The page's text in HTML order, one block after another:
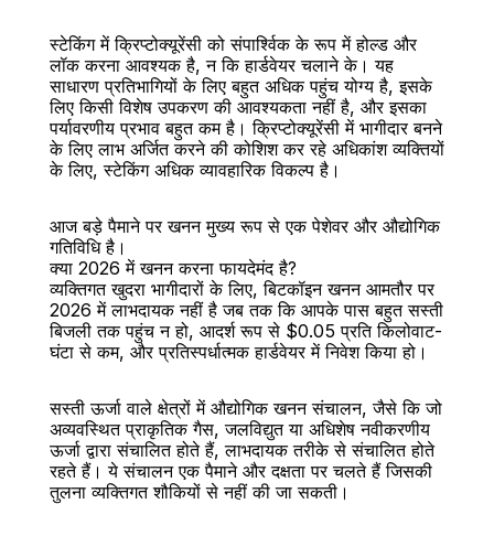
स्टेकिंग में क्रिप्टोक्यूरेंसी को संपार्श्विक के रूप में होल्ड और
लॉक करना आवश्यक है, न कि हार्डवेयर चलाने के। यह
साधारण प्रतिभागियों के लिए बहुत अधिक पहुंच योग्य है, इसके
लिए किसी विशेष उपकरण की आवश्यकता नहीं है, और इसका
पर्यावरणीय प्रभाव बहुत कम है। क्रिप्टोक्यूरेंसी में भागीदार बनने
के लिए लाभ अर्जित करने की कोशिश कर रहे अधिकांश व्यक्तियों
के लिए, स्टेकिंग अधिक व्यावहारिक विकल्प है।
आज बड़े पैमाने पर खनन मुख्य रूप से एक पेशेवर और औद्योगिक
गतिविधि है।
क्या 2026 में खनन करना फायदेमंद है?
व्यक्तिगत खुदरा भागीदारों के लिए, बिटकॉइन खनन आमतौर पर
2026 में लाभदायक नहीं है जब तक कि आपके पास बहुत सस्ती
बिजली तक पहुंच न हो, आदर्श रूप से $0.05 प्रति किलोवाट-
घंटा से कम, और प्रतिस्पर्धात्मक हार्डवेयर में निवेश किया हो।
सस्ती ऊर्जा वाले क्षेत्रों में औद्योगिक खनन संचालन, जैसे कि जो
अव्यवस्थित प्राकृतिक गैस, जलविद्युत या अधिशेष नवीकरणीय
ऊर्जा द्वारा संचालित होते हैं, लाभदायक तरीके से संचालित होते
रहते हैं। ये संचालन एक पैमाने और दक्षता पर चलते हैं जिसकी
तुलना व्यक्तिगत शौकियों से नहीं की जा सकती।